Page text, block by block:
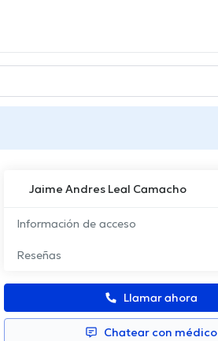
Jaime Andres Leal Camacho
Información de acceso
Reseñas
Llamar ahora
Chatear con médico